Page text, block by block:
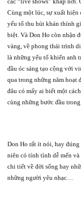
Cùng một lúc, sự xuất
yếu tố thu hút khán thính
biệt. Và Don Ho còn nhận
vàng, về phong thái trình
là những yếu tố khiến anh
đầu óc sáng tạo cộng với
qua trong những năm hoạt
đâu có mấy ai biết một
cùng những bước đầu
Don Ho rất ít nói, hay
niên có tính tình dễ mến
chi tiết về đời sống hay
những người yêu nhạc…